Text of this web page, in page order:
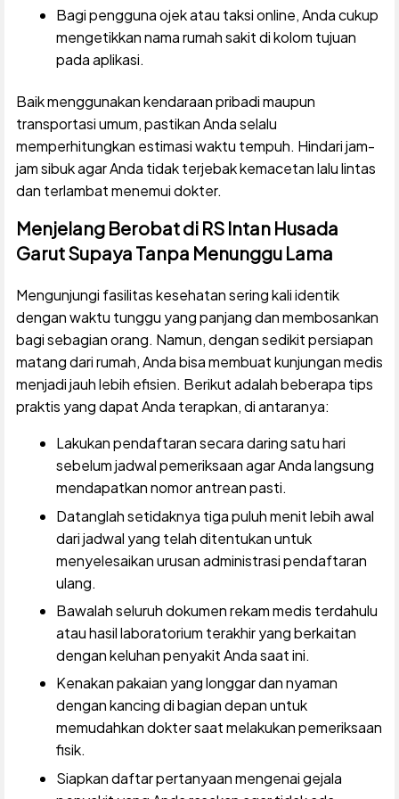
Bagi pengguna ojek atau taksi online, Anda cukup
mengetikkan nama rumah sakit di kolom tujuan
pada aplikasi.
Baik menggunakan kendaraan pribadi maupun
transportasi umum, pastikan Anda selalu
memperhitungkan estimasi waktu tempuh. Hindari jam-
jam sibuk agar Anda tidak terjebak kemacetan lalu lintas
dan terlambat menemui dokter.
Menjelang Berobat di RS Intan Husada
Garut Supaya Tanpa Menunggu Lama
Mengunjungi fasilitas kesehatan sering kali identik
dengan waktu tunggu yang panjang dan membosankan
bagi sebagian orang. Namun, dengan sedikit persiapan
matang dari rumah, Anda bisa membuat kunjungan medis
menjadi jauh lebih efisien. Berikut adalah beberapa tips
praktis yang dapat Anda terapkan, di antaranya:
Lakukan pendaftaran secara daring satu hari
sebelum jadwal pemeriksaan agar Anda langsung
mendapatkan nomor antrean pasti.
Datanglah setidaknya tiga puluh menit lebih awal
dari jadwal yang telah ditentukan untuk
menyelesaikan urusan administrasi pendaftaran
ulang.
Bawalah seluruh dokumen rekam medis terdahulu
atau hasil laboratorium terakhir yang berkaitan
dengan keluhan penyakit Anda saat ini.
Kenakan pakaian yang longgar dan nyaman
dengan kancing di bagian depan untuk
memudahkan dokter saat melakukan pemeriksaan
fisik.
Siapkan daftar pertanyaan mengenai gejala